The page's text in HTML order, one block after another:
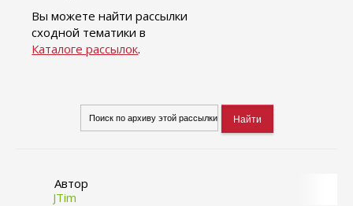
Вы можете найти рассылки
сходной тематики в
Каталоге рассылок.
Автор
JTim